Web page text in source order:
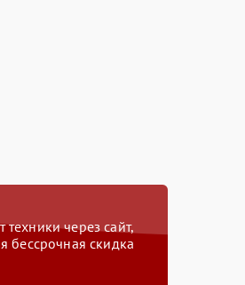
через сайт,
бессрочная скидка